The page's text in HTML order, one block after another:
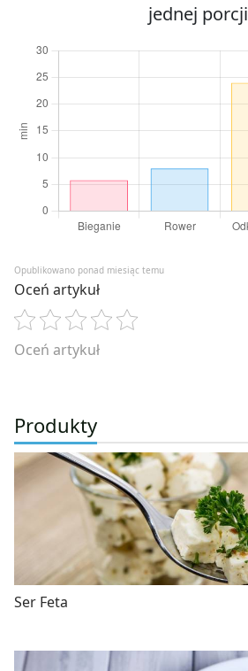
jednej porcji
Opublikowano ponad miesiąc temu
Oceń artykuł
Oceń artykuł
Produkty
Ser Feta